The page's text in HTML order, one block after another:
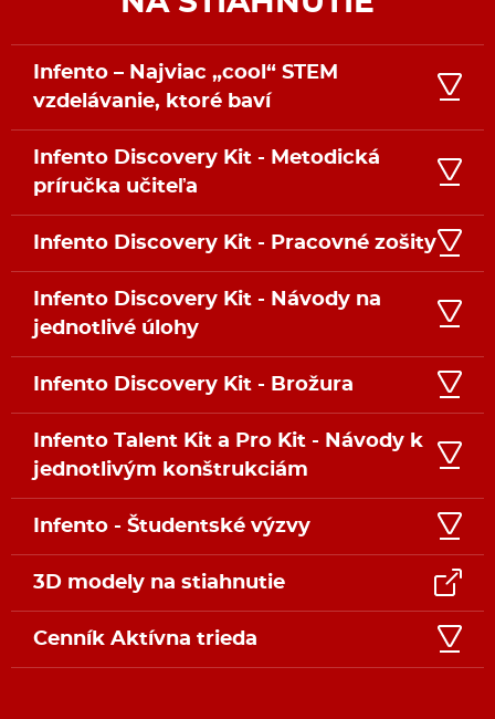
Infento – Najviac „cool“ STEM
vzdelávanie, ktoré baví
Infento Discovery Kit - Metodická
príručka učiteľa
Infento Discovery Kit - Pracovné zošity
Infento Discovery Kit - Návody na
jednotlivé úlohy
Infento Discovery Kit - Brožura
Infento Talent Kit a Pro Kit - Návody k
jednotlivým konštrukciám
Infento - Študentské výzvy
3D modely na stiahnutie
Cenník Aktívna trieda